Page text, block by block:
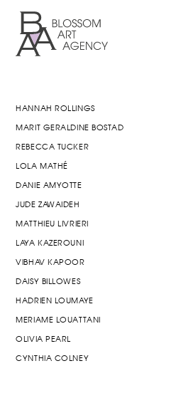
principal
HANNAH ROLLINGS
MARIT GERALDINE BOSTAD
REBECCA TUCKER
LOLA MATHÉ
DANIE AMYOTTE
JUDE ZAWAIDEH
MATTHIEU LIVRIERI
LAYA KAZEROUNI
VIBHAV KAPOOR
DAISY BILLOWES
HADRIEN LOUMAYE
MERIAME LOUATTANI
OLIVIA PEARL
CYNTHIA COLNEY